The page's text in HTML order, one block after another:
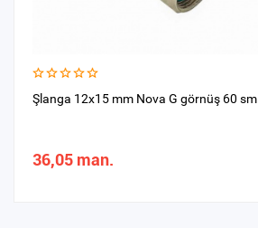
Şlanga 12x15 mm Nova G görnüş 60 sm
36,05 man.